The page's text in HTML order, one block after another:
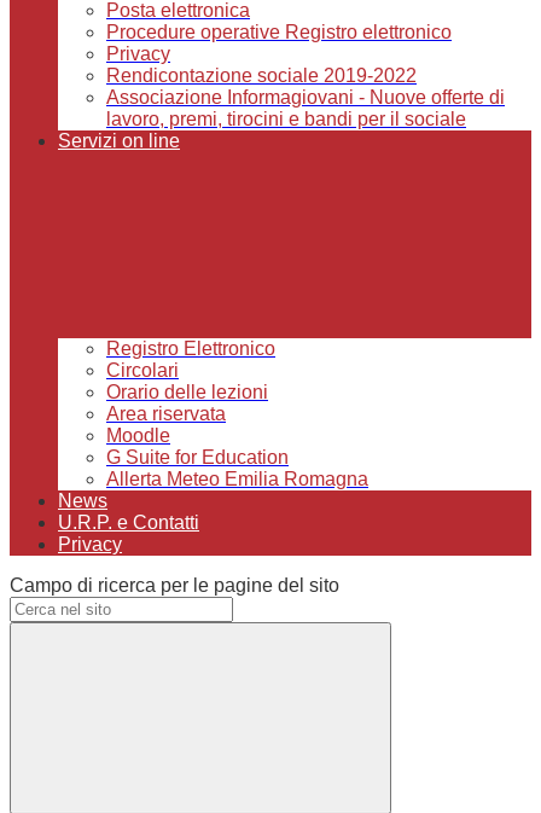
Posta elettronica
Procedure operative Registro elettronico
Privacy
Rendicontazione sociale 2019-2022
Associazione Informagiovani - Nuove offerte di
lavoro, premi, tirocini e bandi per il sociale
Servizi on line
Registro Elettronico
Circolari
Orario delle lezioni
Area riservata
Moodle
G Suite for Education
Allerta Meteo Emilia Romagna
News
U.R.P. e Contatti
Privacy
Campo di ricerca per le pagine del sito